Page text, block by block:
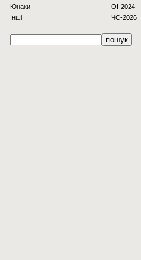
Юнаки
Інші
OI-2024
ЧС-2026